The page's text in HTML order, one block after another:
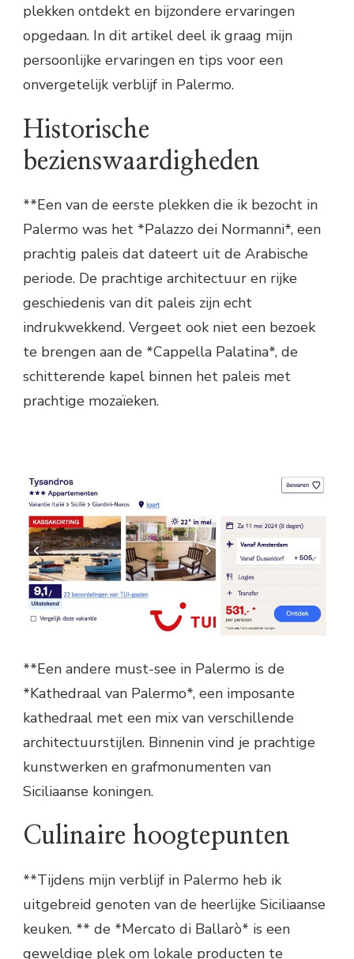
plekken ontdekt en bijzondere ervaringen
opgedaan. In dit artikel deel ik graag mijn
persoonlijke ervaringen en tips voor een
onvergetelijk verblijf in Palermo.
Historische
bezienswaardigheden
**Een van de eerste plekken die ik bezocht in
Palermo was het *Palazzo dei Normanni*, een
prachtig paleis dat dateert uit de Arabische
periode. De prachtige architectuur en rijke
geschiedenis van dit paleis zijn echt
indrukwekkend. Vergeet ook niet een bezoek
te brengen aan de *Cappella Palatina*, de
schitterende kapel binnen het paleis met
prachtige mozaïeken.
**Een andere must-see in Palermo is de
*Kathedraal van Palermo*, een imposante
kathedraal met een mix van verschillende
architectuurstijlen. Binnenin vind je prachtige
kunstwerken en grafmonumenten van
Siciliaanse koningen.
Culinaire hoogtepunten
**Tijdens mijn verblijf in Palermo heb ik
uitgebreid genoten van de heerlijke Siciliaanse
keuken. ** de *Mercato di Ballarò* is een
geweldige plek om lokale producten te